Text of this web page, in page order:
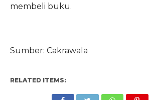
membeli buku.
Sumber: Cakrawala
RELATED ITEMS: